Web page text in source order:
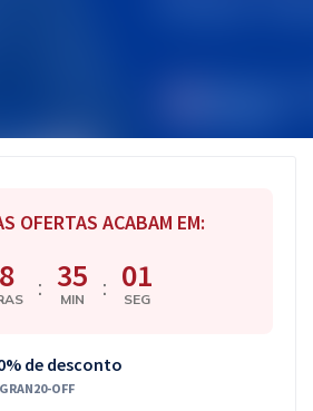
OFERTAS ACABAM EM:
: 35
MIN : 00
SEG
de desconto
GRAN20-OFF